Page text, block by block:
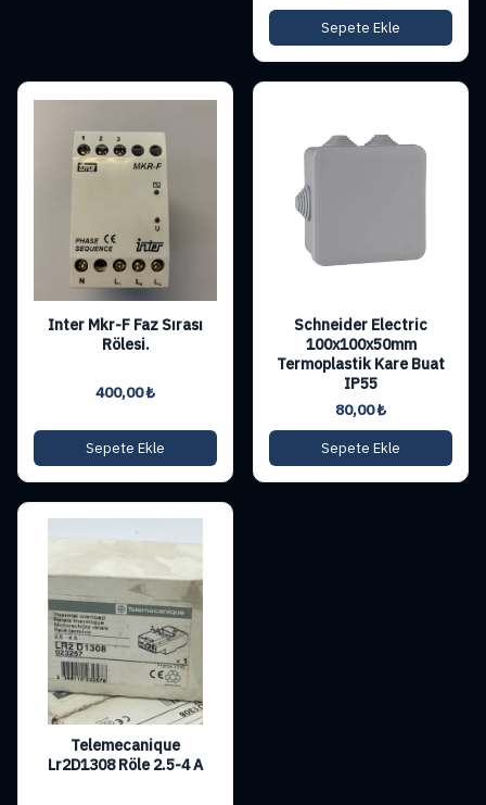
Sepete Ekle
Inter Mkr-F Faz Sırası
Rölesi.
400,00₺
Sepete Ekle
Schneider Electric
100x100x50mm
Termoplastik Kare Buat
IP55
80,00₺
Sepete Ekle
Telemecanique
Lr2D1308 Röle 2.5-4 A